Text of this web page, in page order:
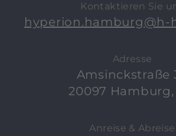
Kontaktieren Sie
hyperion.hamburg@h-
Adresse
Amsinckstraße
20097 Hamburg,
Anreise & Abreise